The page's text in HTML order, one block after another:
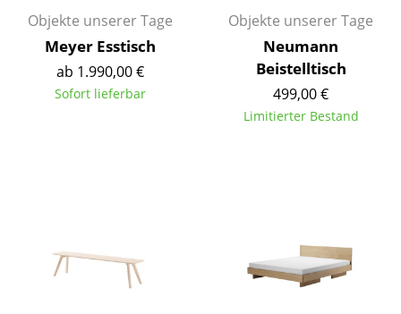
Wohnzimmer
Esszimmer
Schlafzimmer
Stauraum
Objekte unserer Tage
Meyer Esstisch
ab 1.990,00 €
Sofort lieferbar
Objekte unserer Tage
Neumann
Beistelltisch
499,00 €
Limitierter Bestand